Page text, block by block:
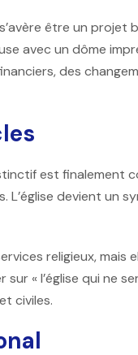
être un projet
avec un dôme
des
est finalement
devient un
religieux, mais
« l’église qui ne
civiles.